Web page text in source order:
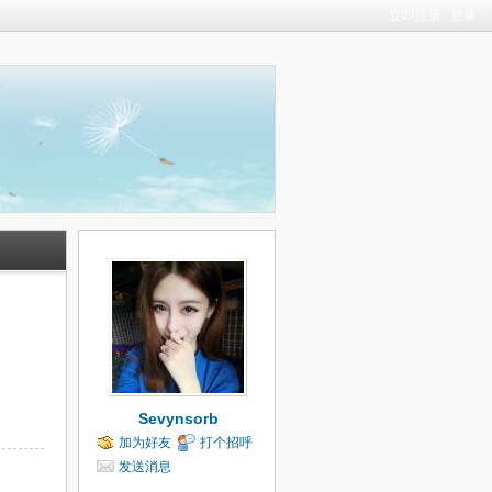
Sevynsorb
加为好友
打个招呼
发送消息